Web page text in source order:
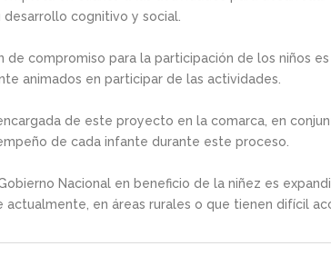
desarrollo cognitivo y social.
de compromiso para la participación de los niños
animados en participar de las actividades.
de este proyecto en la comarca, en
de cada infante durante este proceso.
Nacional en beneficio de la niñez es
actualmente, en áreas rurales o que tienen difícil